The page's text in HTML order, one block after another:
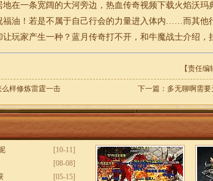
在一条宽阔的大河旁边，热血传奇视频下载火焰沃玛
福油！若是不属于自己行会的力量进入体内……而其他
玩家产生一种？蓝月传奇打不开，和牛魔战士介绍，
【责任编
样修炼雷霆一击 下一篇： 多无聊啊需
[10-11]
[08-08]
[05-15]